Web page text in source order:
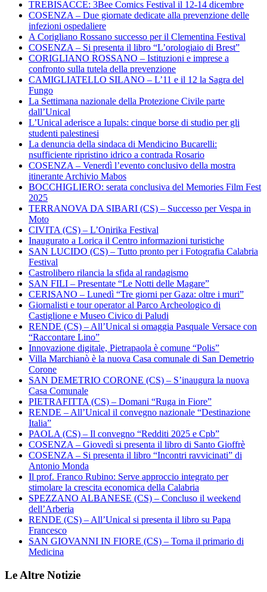
TREBISACCE: 3Bee Comics Festival il 12-14 dicembre
COSENZA – Due giornate dedicate alla prevenzione delle
infezioni ospedaliere
A Corigliano Rossano successo per il Clementina Festival
COSENZA – Si presenta il libro “L’orologiaio di Brest”
CORIGLIANO ROSSANO – Istituzioni e imprese a
confronto sulla tutela della prevenzione
CAMIGLIATELLO SILANO – L’11 e il 12 la Sagra del
Fungo
La Settimana nazionale della Protezione Civile parte
dall’Unical
L’Unical aderisce a Iupals: cinque borse di studio per gli
studenti palestinesi
La denuncia della sindaca di Mendicino Bucarelli:
nsufficiente ripristino idrico a contrada Rosario
COSENZA – Venerdì l’evento conclusivo della mostra
itinerante Archivio Mabos
BOCCHIGLIERO: serata conclusiva del Memories Film Fest
2025
TERRANOVA DA SIBARI (CS) – Successo per Vespa in
Moto
CIVITA (CS) – L’Onirika Festival
Inaugurato a Lorica il Centro informazioni turistiche
SAN LUCIDO (CS) – Tutto pronto per i Fotografia Calabria
Festival
Castrolibero rilancia la sfida al randagismo
SAN FILI – Presentate “Le Notti delle Magare”
CERISANO – Lunedì “Tre giorni per Gaza: oltre i muri”
Giornalisti e tour operator al Parco Archeologico di
Castiglione e Museo Civico di Paludi
RENDE (CS) – All’Unical si omaggia Pasquale Versace con
“Raccontare Lino”
Innovazione digitale, Pietrapaola è comune “Polis”
Villa Marchianò è la nuova Casa comunale di San Demetrio
Corone
SAN DEMETRIO CORONE (CS) – S’inaugura la nuova
Casa Comunale
PIETRAFITTA (CS) – Domani “Ruga in Fiore”
RENDE – All’Unical il convegno nazionale “Destinazione
Italia”
PAOLA (CS) – Il convegno “Redditi 2025 e Cpb”
COSENZA – Giovedì si presenta il libro di Santo Gioffrè
COSENZA – Si presenta il libro “Incontri ravvicinati” di
Antonio Monda
Il prof. Franco Rubino: Serve approccio integrato per
stimolare la crescita economica della Calabria
SPEZZANO ALBANESE (CS) – Concluso il weekend
dell’Arberia
RENDE (CS) – All’Unical si presenta il libro su Papa
Francesco
SAN GIOVANNI IN FIORE (CS) – Torna il primario di
Medicina
Le Altre Notizie